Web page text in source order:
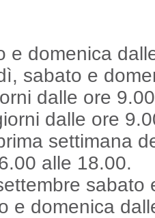
e domenica
sabato e
dalle ore
dalle ore
settimana
alle 18.00.
e domenica